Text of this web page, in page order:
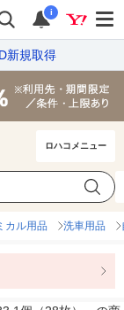
i
新規取得
ロハコメニュー
カル用品 洗車用品